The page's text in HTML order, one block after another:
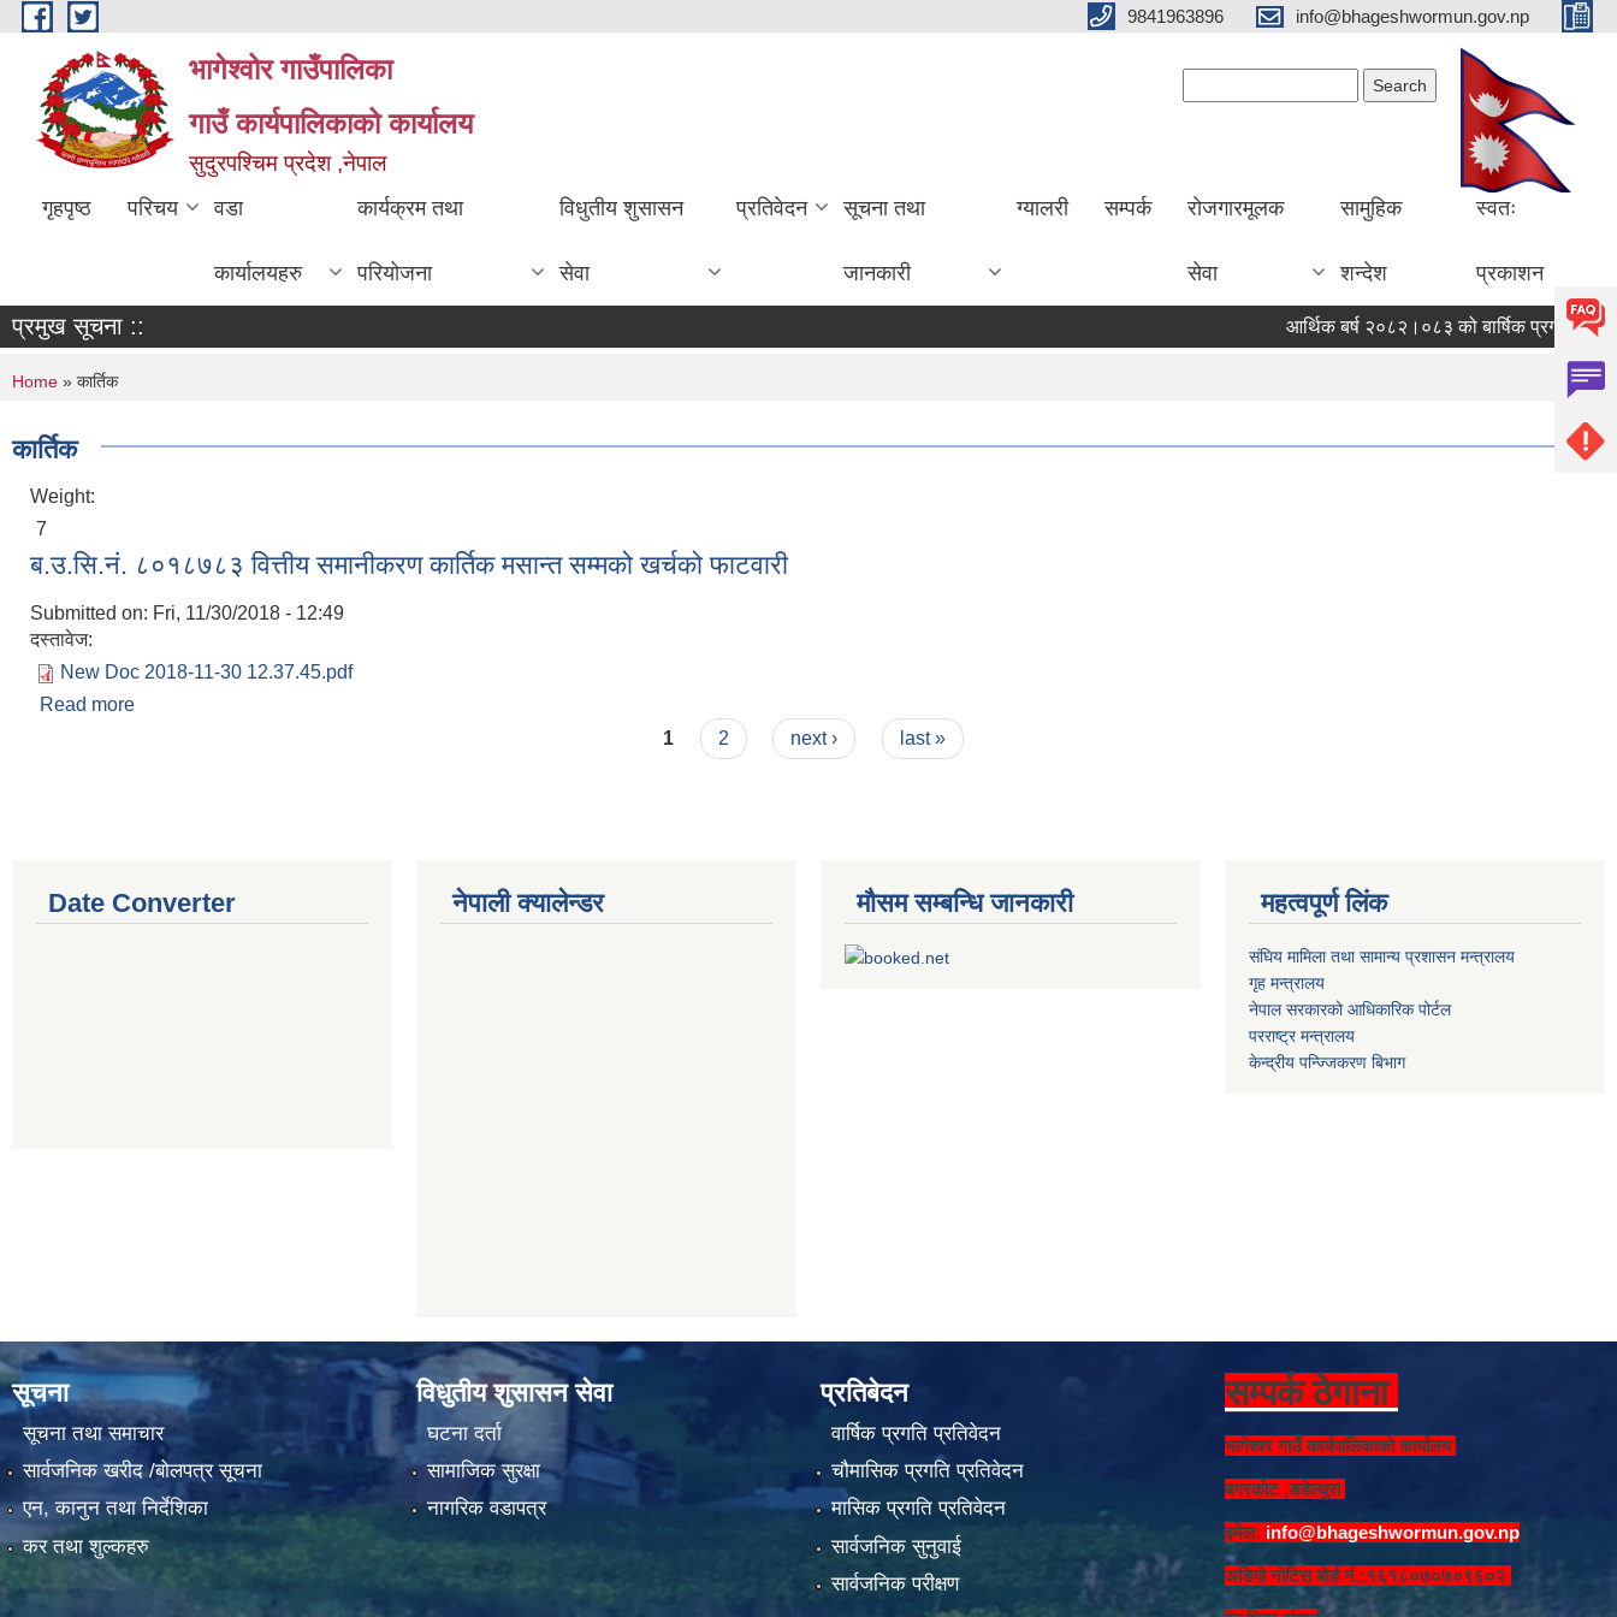
Skip to main content 9841963896 info@bhageshwormun.gov.np
भागेश्वोर गाउँपालिका
गाउँ कार्यपालिकाको कार्यालय
सुदुरपश्चिम प्रदेश ,नेपाल
गृहपृष्ठ परिचय वडा
कार्यालयहरु
कार्यक्रम तथा
परियोजना
विधुतीय शुसासन
सेवा
प्रतिवेदन सूचना तथा
जानकारी
ग्यालरी सम्पर्क रोजगारमूलक
सेवा
सामुहिक
शन्देश
स्वतः
प्रकाशन
प्रमुख सूचना :: आर्थिक बर्ष २०८२।०८३ को बार्षिक प्रगति
You are here
Home » कार्तिक
कार्तिक
Weight:
7
ब.उ.सि.नं. ८०१८७८३ वित्तीय समानीकरण कार्तिक मसान्त सम्मको खर्चको फाटवारी
Submitted on: Fri, 11/30/2018 - 12:49
दस्तावेज:
New Doc 2018-11-30 12.37.45.pdf
Read more
1 2 next › last »
Date Converter नेपाली क्यालेन्डर मौसम सम्बन्धि जानकारी महत्वपूर्ण लिंक
संघिय मामिला तथा सामान्य प्रशासन मन्त्रालय
गृह मन्त्रालय
नेपाल सरकारको आधिकारिक पोर्टल
परराष्ट्र मन्त्रालय
केन्द्रीय पन्ज्जिकरण बिभाग
सूचना
सूचना तथा समाचार
सार्वजनिक खरीद /बोलपत्र सूचना
एन, कानुन तथा निर्देशिका
कर तथा शुल्कहरु
विधुतीय शुसासन सेवा
घटना दर्ता
सामाजिक सुरक्षा
नागरिक वडापत्र
प्रतिबेदन
वार्षिक प्रगति प्रतिवेदन
चौमासिक प्रगति प्रतिवेदन
मासिक प्रगति प्रतिवेदन
सार्वजनिक सुनुवाई
सार्वजनिक परीक्षण
सम्पर्क ठेगाना
भागेश्वर गाउँ कार्यपालिकाको कार्यालय
बगरकोट ,डडेल्धुरा
इमेल: info@bhageshwormun.gov.np
अडियो नोटिस बोर्ड नं.:१६१८०७०७०९६०२